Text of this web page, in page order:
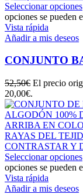
Seleccionar opciones
opciones se pueden
Vista rápida
Añadir a mis deseos
CONJUNTO
52,50€ El precio
20,00€.
Seleccionar opciones
opciones se pueden
Vista rápida
Añadir a mis deseos